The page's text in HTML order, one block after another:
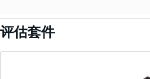
评估套件